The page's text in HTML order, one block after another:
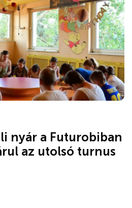
nyár a Futurobiban
az utolsó turnus